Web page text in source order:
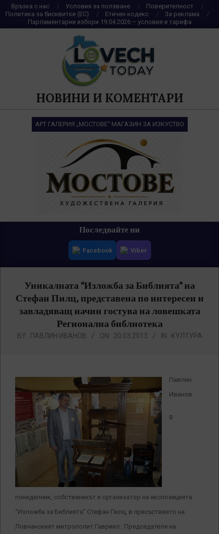
Skip
to
content
Връзка с нас Условия за ползване
Поверителност
Политика за бисквитки (ЕС)
Етичен кодекс
За реклама
Парламентарни избори 19.04.2026 – условия и тарифа
НОВИНИ И КОМЕНТАРИ
АРТ ГАЛЕРИЯ „МОСТОВЕ“ МАГАЗИН ЗА ИЗКУСТВО
Последвайте ни
Facebook Viber
Уникалната “Изложба за Библията” на
Стефан Пилц, представена по интересен и
завладяващ начин гостува на ловешката
Регионална библиотека
BY: ПАВЛИН ИВАНОВ ON: 20.03.2013 IN: КУЛТУРА
Павлин
Иванов
В
понеделник, собственикът и организатор на експозицията
“Изложба за Библията” Стефан Пилц, в присъствието на
Ловчанският митрополит Гавриил , Председателя на